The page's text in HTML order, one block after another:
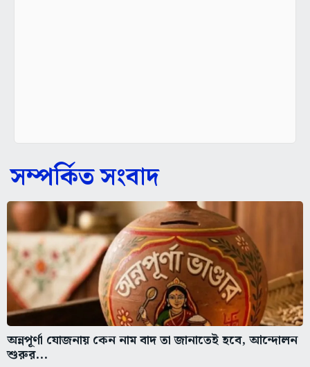
সম্পর্কিত সংবাদ
অন্নপূর্ণা যোজনায় কেন নাম বাদ তা জানাতেই হবে, আন্দোলন
শুরুর...